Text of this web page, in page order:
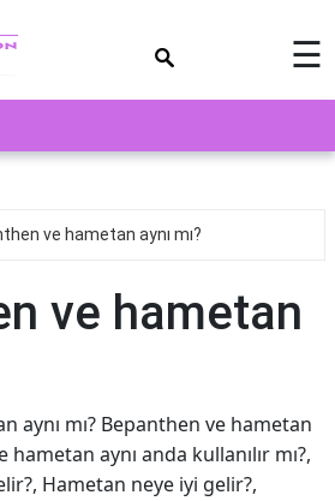
☰
ve hametan aynı mı?
ve hametan
aynı mı? Bepanthen ve hametan
hametan aynı anda kullanılır mı?,
Hametan neye iyi gelir?,